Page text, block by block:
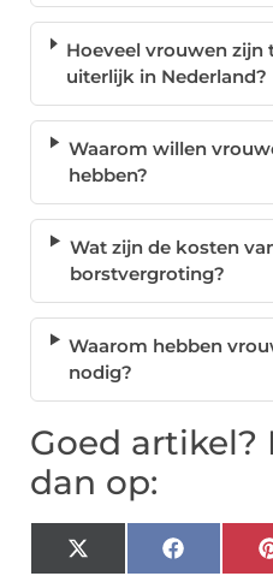
Hoeveel vrouwen zijn
uiterlijk in Nederland?
Waarom willen
hebben?
Wat zijn de kosten
borstvergroting?
Waarom hebben
nodig?
Goed artikel?
dan op:
X
(Twitter)